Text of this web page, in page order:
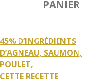
PANIER
45% D’INGRÉDIENTS
D’AGNEAU, SAUMON,
POULET,
CETTE RECETTE